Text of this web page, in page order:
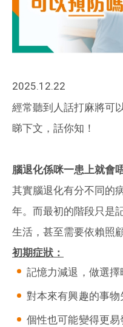
2025.12.22
經常聽到人話打麻將可
睇下文，話你知！
腦退化係咪一患上就會
其實腦退化有分不同的
年。而最初的階段只是
生活，甚至需要依賴照
初期症狀：
記憶力減退，做選擇
對本來有興趣的事物
個性也可能變得更易